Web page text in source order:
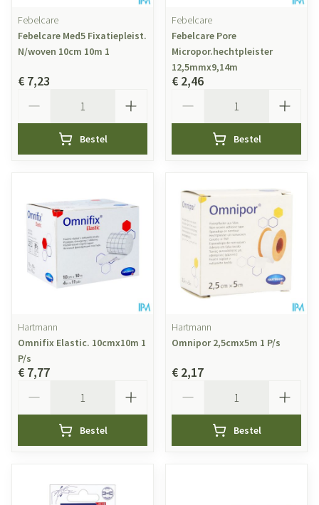
Febelcare
Febelcare Med5 Fixatiepleist.
N/woven 10cm 10m 1
€ 7,23
Bestel
Febelcare
Febelcare Pore
Micropor.hechtpleister
12,5mmx9,14m
€ 2,46
Bestel
Hartmann
Omnifix Elastic. 10cmx10m 1
P/s
€ 7,77
Bestel
Hartmann
Omnipor 2,5cmx5m 1 P/s
€ 2,17
Bestel